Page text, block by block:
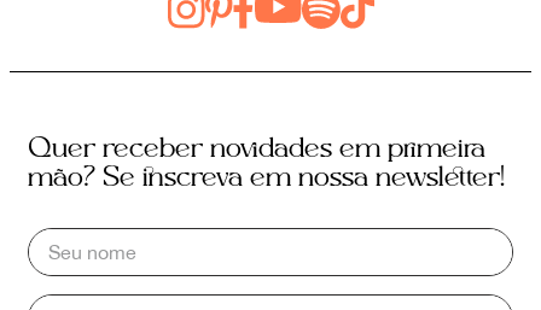
Quer receber novidades em primeira
mão? Se inscreva em nossa newsletter!